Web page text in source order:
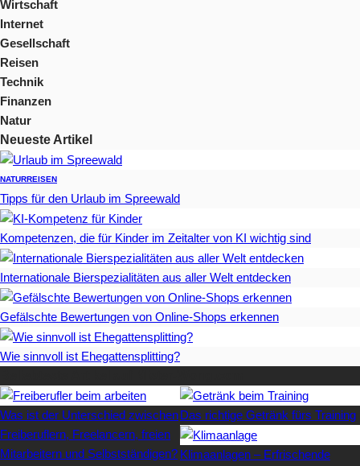
Wirtschaft
Internet
Gesellschaft
Reisen
Technik
Finanzen
Natur
Neueste Artikel
NATURREISEN
Tipps für den Urlaub im Spreewald
Kompetenzen, die für Kinder im Zeitalter von KI wichtig sind
Internationale Bierspezialitäten aus aller Welt entdecken
Gefälschte Bewertungen von Online-Shops erkennen
Wie sinnvoll ist Ehegattensplitting?
Was ist der Unterschied zwischen
Freiberuflern, Freelancern, freien
Mitarbeitern und Selbstständigen?
Das richtige Getränk fürs Training
Klimaanlagen – Erfrischende